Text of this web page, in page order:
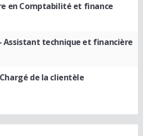
en Comptabilité et finance
Assistant technique et financière
de la clientèle